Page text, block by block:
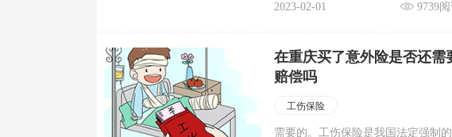
2023-02-01 9739阅
在重庆买了意外险是否还需
赔偿吗
工伤保险
需要的。工伤保险是我国法定强制